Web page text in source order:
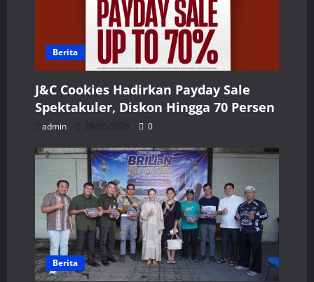
Berita
J&C Cookies Hadirkan Payday Sale
Spektakuler, Diskon Hingga 70 Persen
admin 29/05/2026 0
Berita